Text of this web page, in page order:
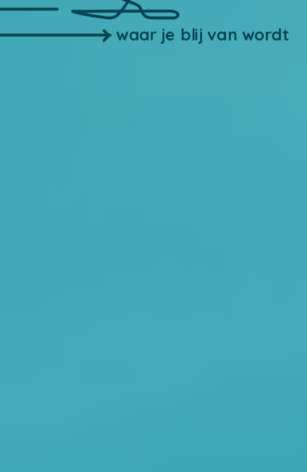
waar je blij van wordt